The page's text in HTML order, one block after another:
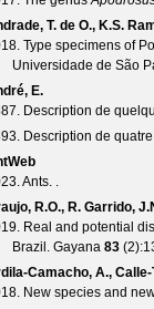
T. de O., K.S.
Type specimens of
Universidade de São
E.
Description de
Description de
Ants. .
R.O., R. Garrido,
Real and potential
Brazil. Gayana 83 (2
Camacho, A., Calle-
New species and